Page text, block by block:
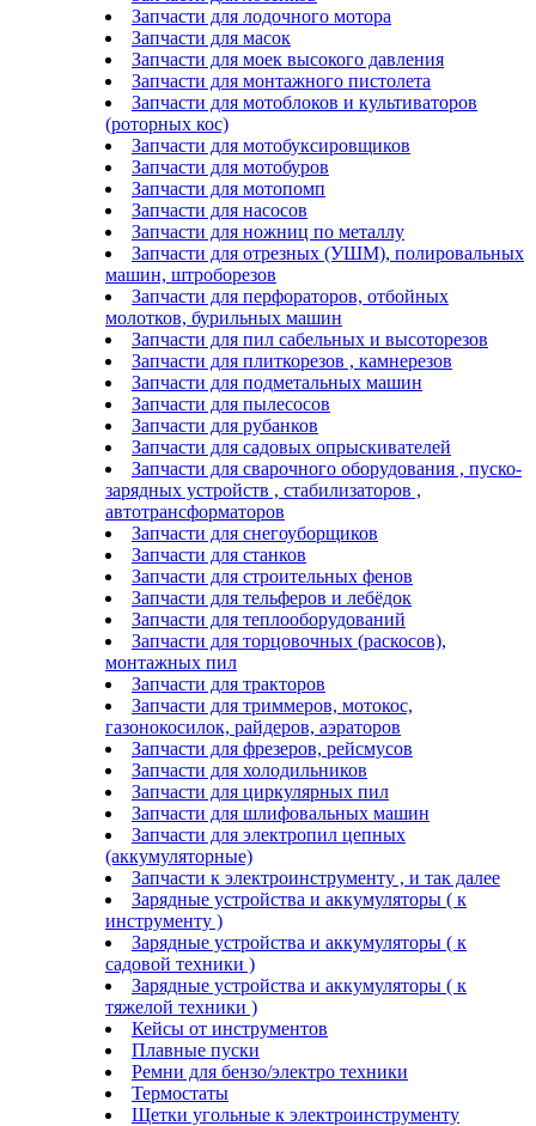
Запчасти для лодочного мотора
Запчасти для масок
Запчасти для моек высокого давления
Запчасти для монтажного пистолета
Запчасти для мотоблоков и культиваторов
(роторных кос)
Запчасти для мотобуксировщиков
Запчасти для мотобуров
Запчасти для мотопомп
Запчасти для насосов
Запчасти для ножниц по металлу
Запчасти для отрезных (УШМ), полировальных
машин, штроборезов
Запчасти для перфораторов, отбойных
молотков, бурильных машин
Запчасти для пил сабельных и высоторезов
Запчасти для плиткорезов , камнерезов
Запчасти для подметальных машин
Запчасти для пылесосов
Запчасти для рубанков
Запчасти для садовых опрыскивателей
Запчасти для сварочного оборудования , пуско-
зарядных устройств , стабилизаторов ,
автотрансформаторов
Запчасти для снегоуборщиков
Запчасти для станков
Запчасти для строительных фенов
Запчасти для тельферов и лебёдок
Запчасти для теплооборудований
Запчасти для торцовочных (раскосов),
монтажных пил
Запчасти для тракторов
Запчасти для триммеров, мотокос,
газонокосилок, райдеров, аэраторов
Запчасти для фрезеров, рейсмусов
Запчасти для холодильников
Запчасти для циркулярных пил
Запчасти для шлифовальных машин
Запчасти для электропил цепных
(аккумуляторные)
Запчасти к электроинструменту , и так далее
Зарядные устройства и аккумуляторы ( к
инструменту )
Зарядные устройства и аккумуляторы ( к
садовой техники )
Зарядные устройства и аккумуляторы ( к
тяжелой техники )
Кейсы от инструментов
Плавные пуски
Ремни для бензо/электро техники
Термостаты
Щетки угольные к электроинструменту